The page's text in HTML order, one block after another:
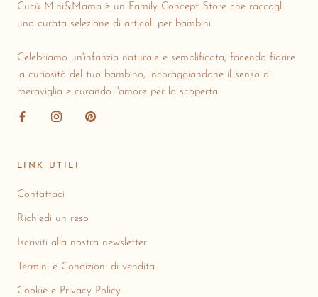
Cucù Mini&Mama è un Family Concept Store che raccogli
una curata selezione di articoli per bambini.
Celebriamo un'infanzia naturale e semplificata, facendo fiorire
la curiosità del tuo bambino, incoraggiandone il senso di
meraviglia e curando l'amore per la scoperta.
LINK UTILI
Contattaci
Richiedi un reso
Iscriviti alla nostra newsletter
Termini e Condizioni di vendita
Cookie e Privacy Policy